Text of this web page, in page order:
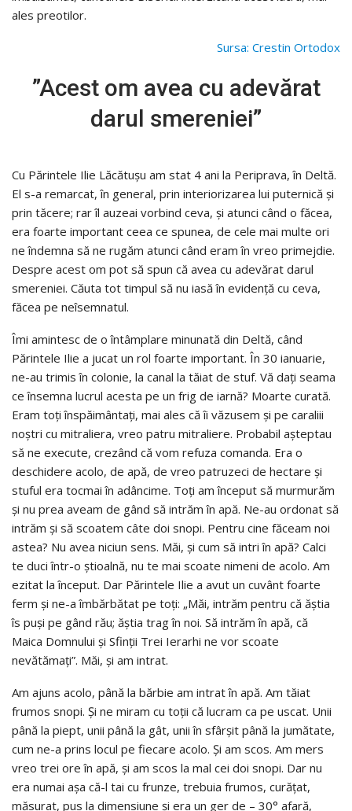
ales preotilor.
Sursa: Crestin Ortodox
”Acest om avea cu adevărat
darul smereniei”
Cu Părintele Ilie Lăcătuşu am stat 4 ani la Periprava, în Deltă.
El s-a remarcat, în general, prin interiorizarea lui puternică şi
prin tăcere; rar îl auzeai vorbind ceva, şi atunci când o făcea,
era foarte important ceea ce spunea, de cele mai multe ori
ne îndemna să ne rugăm atunci când eram în vreo primejdie.
Despre acest om pot să spun că avea cu adevărat darul
smereniei. Căuta tot timpul să nu iasă în evidenţă cu ceva,
făcea pe neîsemnatul.
Îmi amintesc de o întâmplare minunată din Deltă, când
Părintele Ilie a jucat un rol foarte important. În 30 ianuarie,
ne-au trimis în colonie, la canal la tăiat de stuf. Vă daţi seama
ce însemna lucrul acesta pe un frig de iarnă? Moarte curată.
Eram toţi înspăimântaţi, mai ales că îi văzusem şi pe caraliii
noştri cu mitraliera, vreo patru mitraliere. Probabil aşteptau
să ne execute, crezând că vom refuza comanda. Era o
deschidere acolo, de apă, de vreo patruzeci de hectare şi
stuful era tocmai în adâncime. Toţi am început să murmurăm
şi nu prea aveam de gând să intrăm în apă. Ne-au ordonat să
intrăm şi să scoatem câte doi snopi. Pentru cine făceam noi
astea? Nu avea niciun sens. Măi, şi cum să intri în apă? Calci
te duci într-o ştioalnă, nu te mai scoate nimeni de acolo. Am
ezitat la început. Dar Părintele Ilie a avut un cuvânt foarte
ferm şi ne-a îmbărbătat pe toţi: „Măi, intrăm pentru că ăştia
îs puşi pe gând rău; ăştia trag în noi. Să intrăm în apă, că
Maica Domnului şi Sfinţii Trei Ierarhi ne vor scoate
nevătămaţi”. Măi, şi am intrat.
Am ajuns acolo, până la bărbie am intrat în apă. Am tăiat
frumos snopi. Şi ne miram cu toţii că lucram ca pe uscat. Unii
până la piept, unii până la gât, unii în sfârşit până la jumătate,
cum ne-a prins locul pe fiecare acolo. Şi am scos. Am mers
vreo trei ore în apă, şi am scos la mal cei doi snopi. Dar nu
era numai aşa că-l tai cu frunze, trebuia frumos, curăţat,
măsurat, pus la dimensiune şi era un ger de – 30° afară,